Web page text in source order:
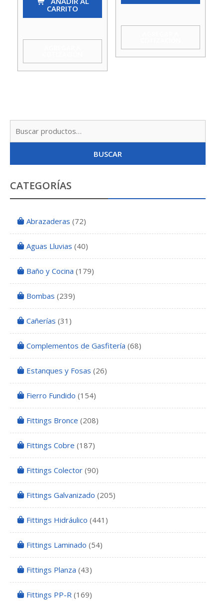
TRANSPARENTE
cantidad
CARRITO
Azul
Monarch
BUSCAR
CATEGORÍAS
Abrazaderas (72)
Aguas Lluvias (40)
Baño y Cocina (179)
Bombas (239)
Cañerías (31)
Complementos de Gasfitería (68)
Estanques y Fosas (26)
Fierro Fundido (154)
Fittings Bronce (208)
Fittings Cobre (187)
Fittings Colector (90)
Fittings Galvanizado (205)
Fittings Hidráulico (441)
Fittings Laminado (54)
Fittings Planza (43)
Fittings PP-R (169)